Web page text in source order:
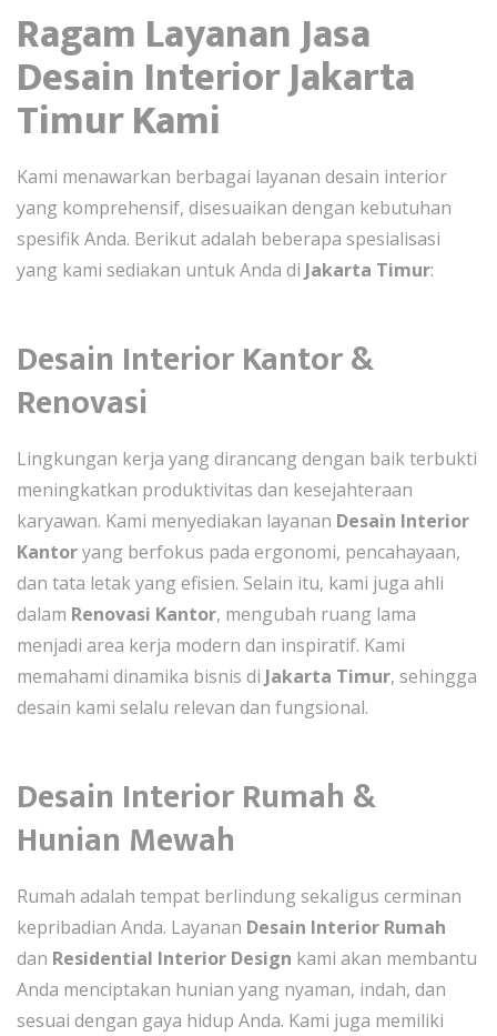
Ragam Layanan Jasa
Desain Interior Jakarta
Timur Kami
Kami menawarkan berbagai layanan desain interior
yang komprehensif, disesuaikan dengan kebutuhan
spesifik Anda. Berikut adalah beberapa spesialisasi
yang kami sediakan untuk Anda di Jakarta Timur:
Desain Interior Kantor &
Renovasi
Lingkungan kerja yang dirancang dengan baik terbukti
meningkatkan produktivitas dan kesejahteraan
karyawan. Kami menyediakan layanan Desain Interior
Kantoryang berfokus pada ergonomi, pencahayaan,
dan tata letak yang efisien. Selain itu, kami juga ahli
dalam Renovasi Kantor, mengubah ruang lama
menjadi area kerja modern dan inspiratif. Kami
memahami dinamika bisnis di Jakarta Timur, sehingga
desain kami selalu relevan dan fungsional.
Desain Interior Rumah &
Hunian Mewah
Rumah adalah tempat berlindung sekaligus cerminan
kepribadian Anda. Layanan Desain Interior Rumah
dan Residential Interior Design kami akan membantu
Anda menciptakan hunian yang nyaman, indah, dan
sesuai dengan gaya hidup Anda. Kami juga memiliki